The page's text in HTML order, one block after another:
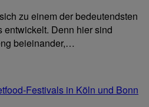
zu einem der bedeutendsten
entwickelt. Denn hier sind
beieinander,…
Festivals in Köln und Bonn